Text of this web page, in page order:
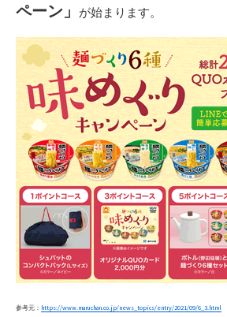
ペーン」
が始まります。
参考元： https://www.maruchan.co.jp/news_topics/entry/2021/09/6_3.html